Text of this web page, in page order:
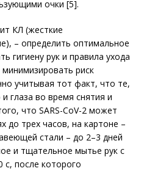
очки [5].
КЛ (жесткие
– определить оптимальное
гигиену рук и правила ухода
риск
учитывая тот факт, что те,
глаза во время снятия и
что SARS-CoV-2 может
до трех часов, на картоне –
стали – до 2–3 дней
и тщательное мытье рук с
после которого